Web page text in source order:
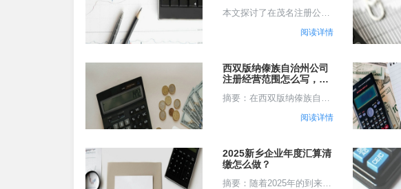
本文探讨了在茂名注册公司
后，如果公司长时间不经
营，是否会面临吊销营业执
关政策、法律规定以及可能
的后果，为企业提供指导和
建议。一、公司注册.......
阅读详情
西双版纳傣族自治州公司
注册经营范围怎么写，如
摘要：在西双版纳傣族自治
州注册公司时，明确经营范
围是关键步骤之一，它不仅
可能影响到未来的业务发展
和税务申报。本文将详细探
讨如何合理制定经.......
阅读详情
2025新乡企业年度汇算清
缴怎么做？
摘要：随着2025年的到来，